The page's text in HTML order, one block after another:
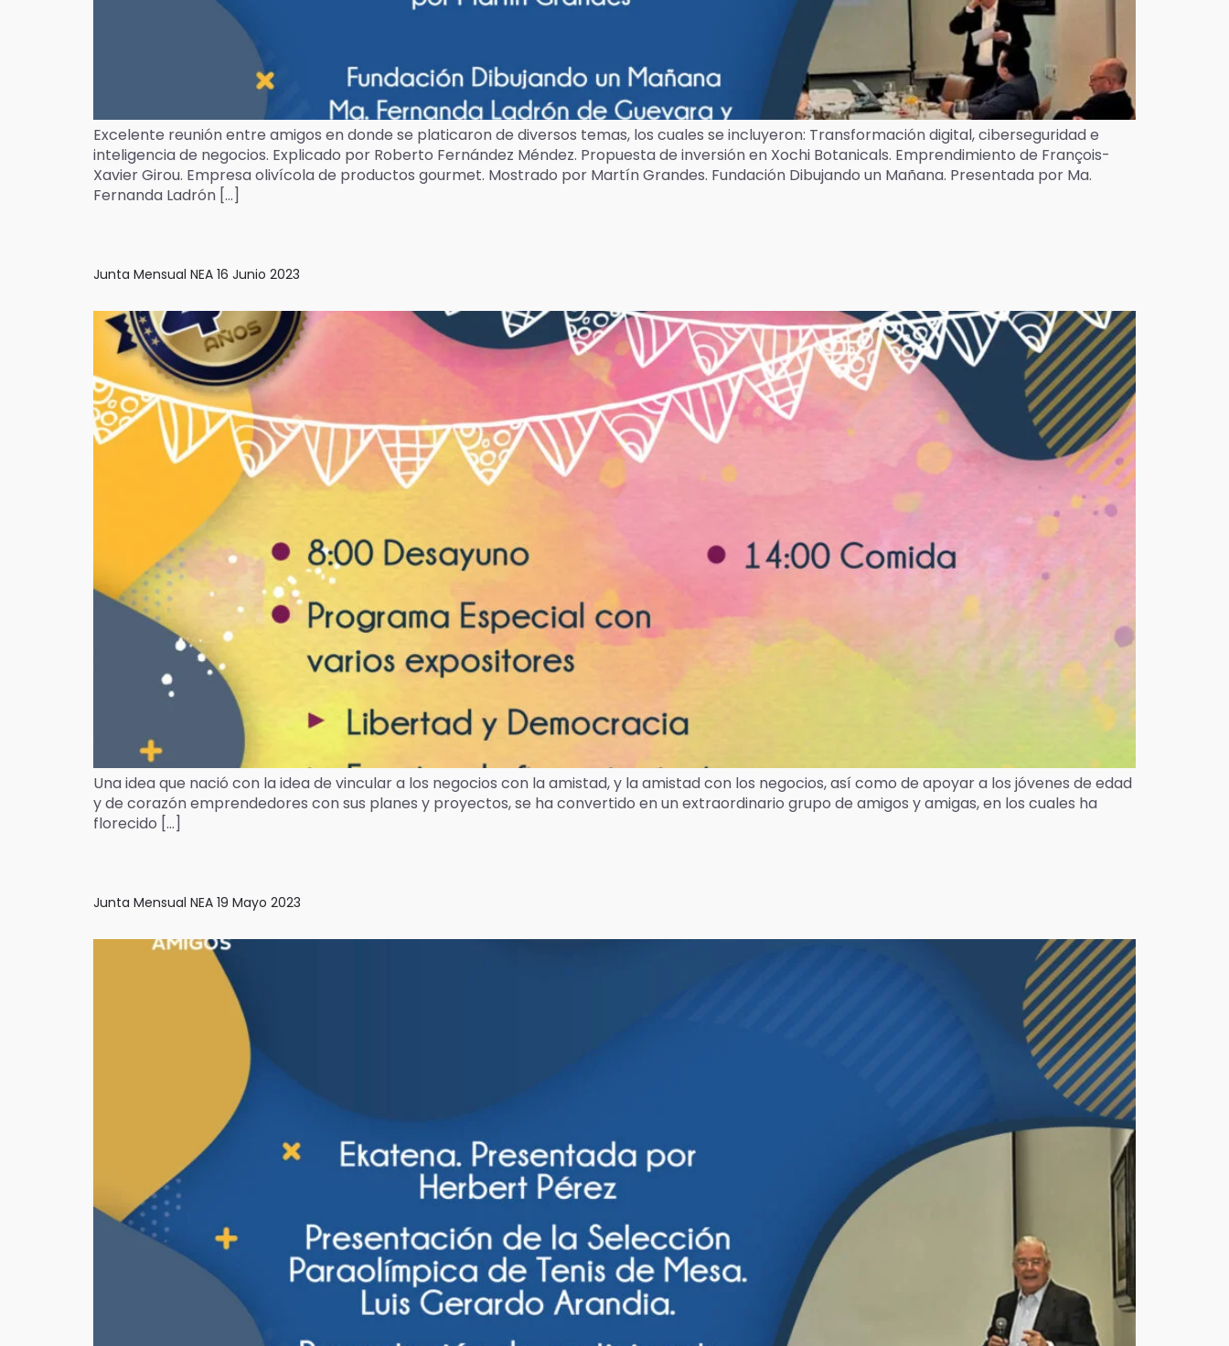
Excelente reunión entre amigos en donde se platicaron de diversos temas, los cuales se incluyeron: Transformación digital, ciberseguridad e
inteligencia de negocios. Explicado por Roberto Fernández Méndez. Propuesta de inversión en Xochi Botanicals. Emprendimiento de François-
Xavier Girou. Empresa olivícola de productos gourmet. Mostrado por Martín Grandes. Fundación Dibujando un Mañana. Presentada por Ma.
Fernanda Ladrón […]
Junta Mensual NEA 16 Junio 2023
Una idea que nació con la idea de vincular a los negocios con la amistad, y la amistad con los negocios, así como de apoyar a los jóvenes de edad
y de corazón emprendedores con sus planes y proyectos, se ha convertido en un extraordinario grupo de amigos y amigas, en los cuales ha
florecido […]
Junta Mensual NEA 19 Mayo 2023